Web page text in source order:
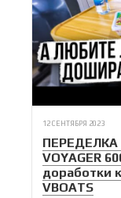
12 СЕНТЯБРЯ 2023
VOYAGER
доработки
VBOATS